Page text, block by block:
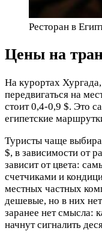
Ресторан в
Цены на
На курортах
передвигаться на
стоит 0,4-0,9 $. Это
египетские
Туристы чаще
$, в зависимости от
зависит от цвета:
счетчиками и
местных частных
дешевые, но в них
заранее нет смысла:
начнут сигналить